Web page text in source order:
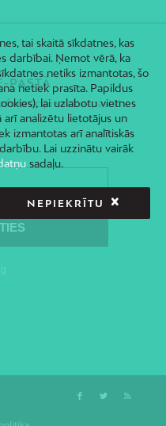
PASTĀ
savā e-pastā!
tai skaitā sīkdatnes, kas
darbībai. Ņemot vērā, ka
netiks izmantotas, šo
netiek prasīta. Papildus
lai uzlabotu vietnes
analizētu lietotājus un
izmantotas arī analītiskās
Lai uzzinātu vairāk
sadaļu.
NEPIEKRĪTU